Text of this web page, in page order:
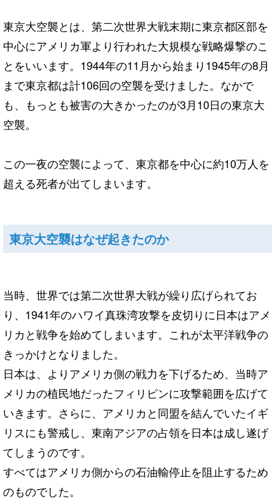
東京大空襲とは、第二次世界大戦末期に東京都区部を
中心にアメリカ軍より行われた大規模な戦略爆撃のこ
とをいいます。1944年の11月から始まり1945年の8月
まで東京都は計106回の空襲を受けました。なかで
も、もっとも被害の大きかったのが3月10日の東京大
空襲。
この一夜の空襲によって、東京都を中心に約10万人を
超える死者が出てしまいます。
東京大空襲はなぜ起きたのか
当時、世界では第二次世界大戦が繰り広げられてお
り、1941年のハワイ真珠湾攻撃を皮切りに日本はアメ
リカと戦争を始めてしまいます。これが太平洋戦争の
きっかけとなりました。
日本は、よりアメリカ側の戦力を下げるため、当時ア
メリカの植民地だったフィリピンに攻撃範囲を広げて
いきます。さらに、アメリカと同盟を結んでいたイギ
リスにも警戒し、東南アジアの占領を日本は成し遂げ
てしまうのです。
すべてはアメリカ側からの石油輸停止を阻止するため
のものでした。